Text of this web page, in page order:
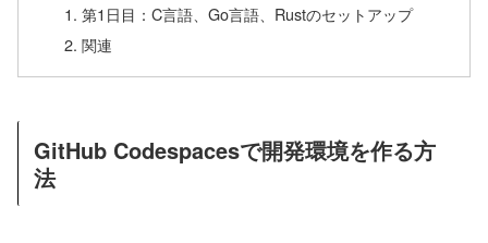
第1日目：C言語、Go言語、Rustのセットアップ
関連
GitHub Codespacesで開発環境を作る方
法